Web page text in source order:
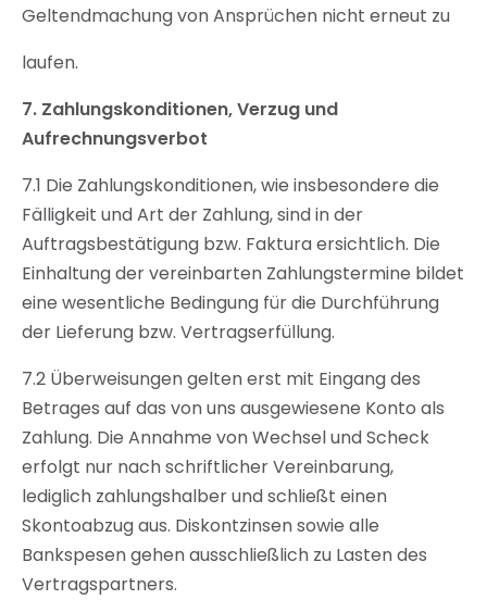
Geltendmachung von Ansprüchen nicht erneut zu
laufen.
7. Zahlungskonditionen, Verzug und
Aufrechnungsverbot
7.1 Die Zahlungskonditionen, wie insbesondere die
Fälligkeit und Art der Zahlung, sind in der
Auftragsbestätigung bzw. Faktura ersichtlich. Die
Einhaltung der vereinbarten Zahlungstermine bildet
eine wesentliche Bedingung für die Durchführung
der Lieferung bzw. Vertragserfüllung.
7.2 Überweisungen gelten erst mit Eingang des
Betrages auf das von uns ausgewiesene Konto als
Zahlung. Die Annahme von Wechsel und Scheck
erfolgt nur nach schriftlicher Vereinbarung,
lediglich zahlungshalber und schließt einen
Skontoabzug aus. Diskontzinsen sowie alle
Bankspesen gehen ausschließlich zu Lasten des
Vertragspartners.